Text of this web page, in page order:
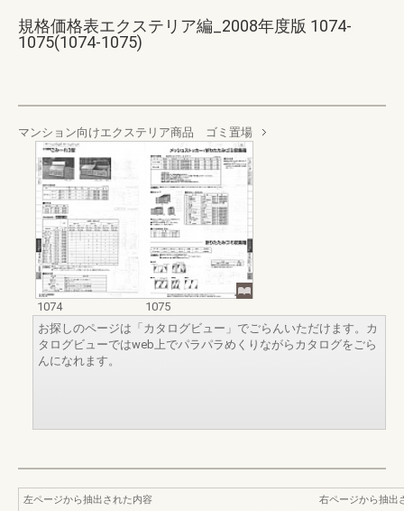
規格価格表エクステリア編_2008年度版 1074-
1075(1074-1075)
マンション向けエクステリア商品 ゴミ置場
1074
1075
お探しのページは「カタログビュー」でごらんいただけます。カ
タログビューではweb上でパラパラめくりながらカタログをごら
んになれます。
左ページから抽出された内容
右ページから抽出